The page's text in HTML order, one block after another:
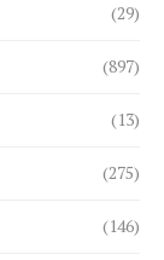
(29)
(897)
(13)
(275)
(146)